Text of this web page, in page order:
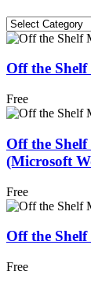
Categories
Off the
Free
Off the
(Microsoft
Free
Off the
Free